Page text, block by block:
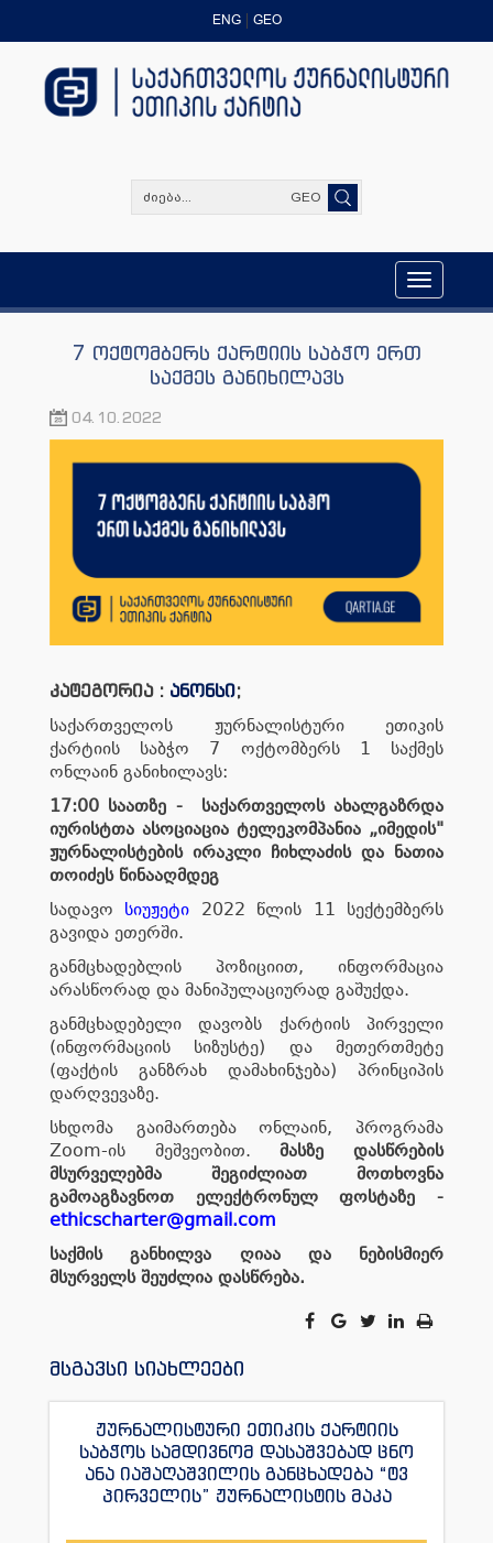
ENG GEO
GEO
Toggle
navigation
7 ოქტომბერს ქარტიის საბჭო ერთ
საქმეს განიხილავს
04.10.2022
კატეგორია : ანონსი;
საქართველოს ჟურნალისტური ეთიკის
ქარტიის საბჭო 7 ოქტომბერს 1 საქმეს
ონლაინ განიხილავს:
17:00 საათზე - საქართველოს ახალგაზრდა
იურისტთა ასოციაცია ტელეკომპანია „იმედის"
ჟურნალისტების ირაკლი ჩიხლაძის და ნათია
თოიძეს წინააღმდეგ
სადავო სიუჟეტი 2022 წლის 11 სექტემბერს
გავიდა ეთერში.
განმცხადებლის პოზიციით, ინფორმაცია
არასწორად და მანიპულაციურად გაშუქდა.
განმცხადებელი დავობს ქარტიის პირველი
(ინფორმაციის სიზუსტე) და მეთერთმეტე
(ფაქტის განზრახ დამახინჯება) პრინციპის
დარღვევაზე.
სხდომა გაიმართება ონლაინ, პროგრამა
Zoom-ის მეშვეობით.მასზე დასწრების
მსურველებმა შეგიძლიათ მოთხოვნა
გამოაგზავნოთ ელექტრონულ ფოსტაზე -
ethicscharter@gmail.com
საქმის განხილვა ღიაა და ნებისმიერ
მსურველს შეუძლია დასწრება.
მსგავსი სიახლეები
ჟურნალისტური ეთიკის ქარტიის
საბჭოს სამდივნომ დასაშვებად ცნო
ანა იაშაღაშვილის განცხადება “ტვ
პირველის” ჟურნალისტის მაკა